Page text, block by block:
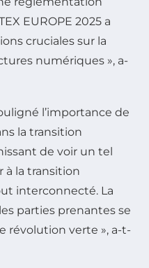
EUROPE 2025 a
cruciales sur la
numériques », a-
l’importance de
la transition
de voir un tel
la transition
interconnecté. La
parties prenantes se
révolution verte », a-t-